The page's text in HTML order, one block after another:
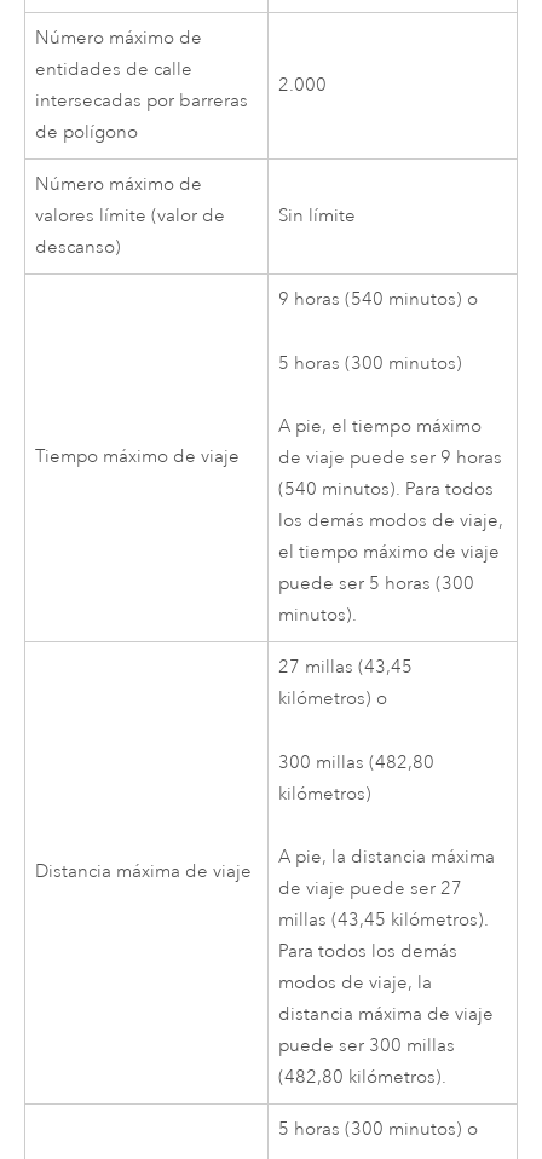
Número máximo de
entidades de calle
intersecadas por barreras
de polígono
2.000
Número máximo de
valores límite (valor de
descanso)
Sin límite
Tiempo máximo de viaje
9 horas(540 minutos) o
5 horas(300 minutos)
A pie, el tiempo máximo
de viaje puede ser 9 horas
(540 minutos). Para todos
los demás modos de viaje,
el tiempo máximo de viaje
puede ser 5 horas(300
minutos).
Distancia máxima de viaje
27 millas (43,45
kilómetros) o
300 millas(482,80
kilómetros)
A pie, la distancia máxima
de viaje puede ser27
millas (43,45 kilómetros).
Para todos los demás
modos de viaje, la
distancia máxima de viaje
puede ser 300 millas
(482,80 kilómetros).
5 horas(300 minutos) o